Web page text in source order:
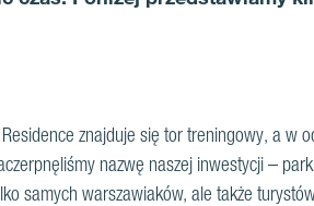
znajduje się tor treningowy, a w
nazwę naszej inwestycji –
samych warszawiaków, ale także